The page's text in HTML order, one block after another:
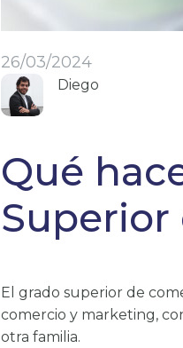
26/03/2024
Diego
Qué
Superior
El grado superior de
comercio y marketing,
otra familia.